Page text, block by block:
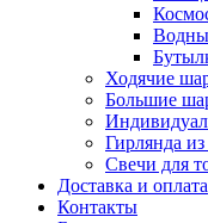
Ходячие
Большие
Гирлянда
Свечи для
Доставка и оплата
Контакты